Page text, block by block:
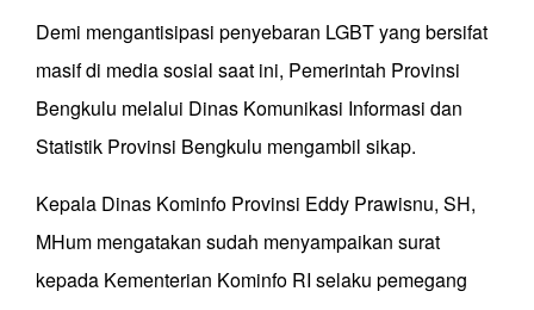
Demi mengantisipasi penyebaran LGBT yang bersifat
masif di media sosial saat ini, Pemerintah Provinsi
Bengkulu melalui Dinas Komunikasi Informasi dan
Statistik Provinsi Bengkulu mengambil sikap.
Kepala Dinas Kominfo Provinsi Eddy Prawisnu, SH,
MHum mengatakan sudah menyampaikan surat
kepada Kementerian Kominfo RI selaku pemegang